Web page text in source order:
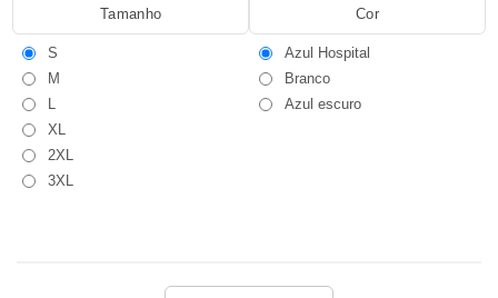
Tamanho
S
M
L
XL
2XL
3XL
Cor
Azul Hospital
Branco
Azul escuro